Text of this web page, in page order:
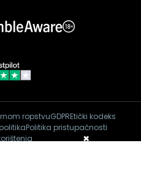
×
ropstvuGDPREtički kodeks
Politika pristupačnosti